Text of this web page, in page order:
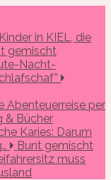
in KIEL, die
gemischt
Nacht-
Abenteuerreise per
& Bücher
Karies: Darum
Bunt gemischt
muss